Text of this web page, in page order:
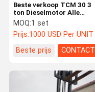
Beste verkoop TCM 30 3
ton Dieselmotor Alle
originele onderdelen
Uitstekende
werkomstandigheden Op
voorraad Lage prijs
Gebruikte vorklift te koop
MOQ:1 set
Prijs:1000 USD Per UNIT
Beste prijs
CONTACT